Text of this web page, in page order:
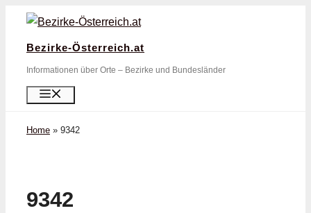
Zum
springen
Bezirke-Österreich.at
Informationen über Orte – Bezirke und Bundesländer
Home » 9342
9342